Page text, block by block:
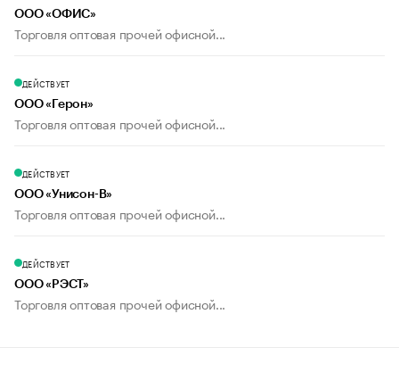
ООО «ОФИС»
Торговля оптовая прочей офисной...
ДЕЙСТВУЕТ
ООО «Герон»
Торговля оптовая прочей офисной...
ДЕЙСТВУЕТ
ООО «Унисон-В»
Торговля оптовая прочей офисной...
ДЕЙСТВУЕТ
ООО «РЭСТ»
Торговля оптовая прочей офисной...